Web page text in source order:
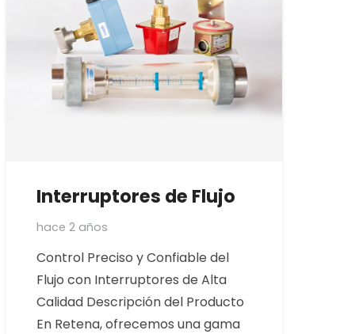
Interruptores de Flujo
hace 2 años
Control Preciso y Confiable del
Flujo con Interruptores de Alta
Calidad Descripción del Producto
En Retena, ofrecemos una gama